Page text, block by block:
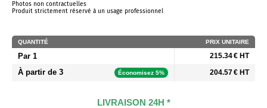
Photos non contractuelles
Produit strictement réservé à un usage professionnel
QUANTITÉ PRIX UNITAIRE
Par 1 215.34 € HT
À partir de 3 Économisez 5% 204.57 € HT
LIVRAISON 24H *